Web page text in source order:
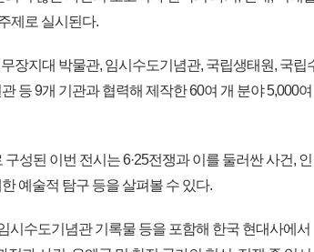
제로 실시된다.
장지대 박물관, 임시수도기념관, 국립생태원, 국립
등 9개 기관과 협력해 제작한 60여 개 분야 5,000여
성된 이번 전시는 6·25전쟁과 이를 둘러싼 사건, 인
예술적 탐구 등을 살펴볼 수 있다.
시수도기념관 기록물 등을 포함해 한국 현대사에서